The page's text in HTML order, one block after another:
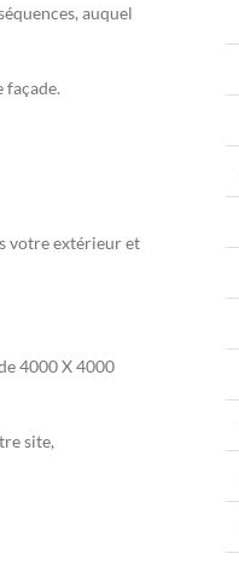
auquel
façade.
votre extérieur et
4000 X 4000
site,